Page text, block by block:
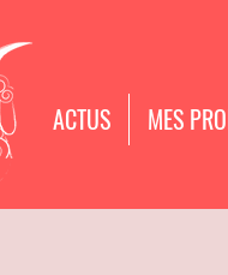
ACTUS MES